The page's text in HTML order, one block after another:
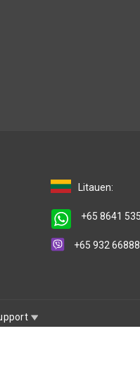
Litauen:
+65 8641
+65 932 66888